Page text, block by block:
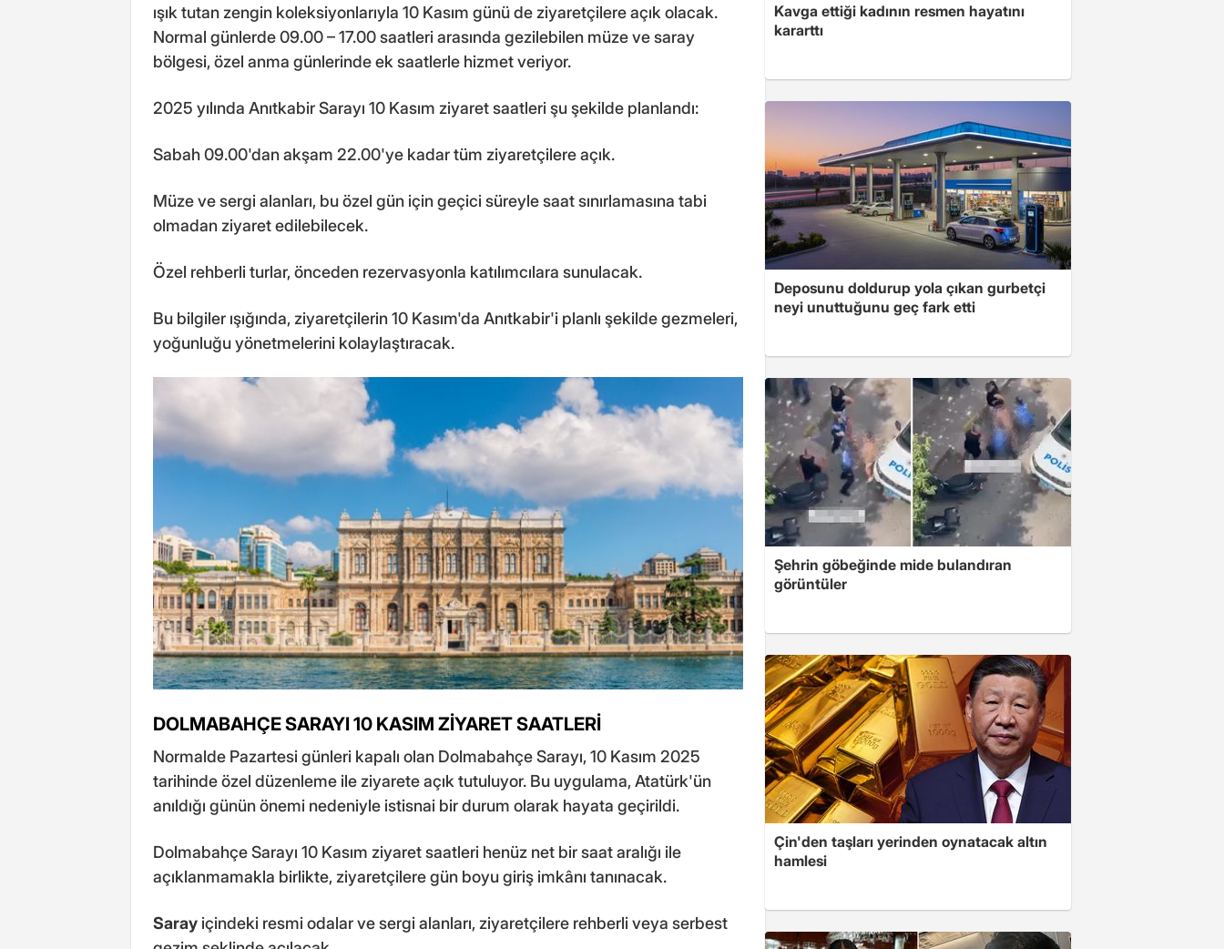
ışık tutan zengin koleksiyonlarıyla 10 Kasım günü de ziyaretçilere açık olacak.
Normal günlerde 09.00 – 17.00 saatleri arasında gezilebilen müze ve saray
bölgesi, özel anma günlerinde ek saatlerle hizmet veriyor.
2025 yılında Anıtkabir Sarayı 10 Kasım ziyaret saatleri şu şekilde planlandı:
Sabah 09.00'dan akşam 22.00'ye kadar tüm ziyaretçilere açık.
Müze ve sergi alanları, bu özel gün için geçici süreyle saat sınırlamasına tabi
olmadan ziyaret edilebilecek.
Özel rehberli turlar, önceden rezervasyonla katılımcılara sunulacak.
Bu bilgiler ışığında, ziyaretçilerin 10 Kasım'da Anıtkabir'i planlı şekilde gezmeleri,
yoğunluğu yönetmelerini kolaylaştıracak.
DOLMABAHÇE SARAYI 10 KASIM ZİYARET SAATLERİ
Normalde Pazartesi günleri kapalı olan Dolmabahçe Sarayı, 10 Kasım 2025
tarihinde özel düzenleme ile ziyarete açık tutuluyor. Bu uygulama, Atatürk'ün
anıldığı günün önemi nedeniyle istisnai bir durum olarak hayata geçirildi.
Dolmabahçe Sarayı 10 Kasım ziyaret saatleri henüz net bir saat aralığı ile
açıklanmamakla birlikte, ziyaretçilere gün boyu giriş imkânı tanınacak.
Saray içindeki resmi odalar ve sergi alanları, ziyaretçilere rehberli veya serbest
Kavga ettiği kadının resmen hayatını
kararttı
Deposunu doldurup yola çıkan gurbetçi
neyi unuttuğunu geç fark etti
Şehrin göbeğinde mide bulandıran
görüntüler
Çin'den taşları yerinden oynatacak altın
hamlesi